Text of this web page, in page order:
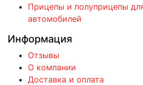
Прицепы и полуприцепы
автомобилей
Информация
Отзывы
О компании
Доставка и оплата